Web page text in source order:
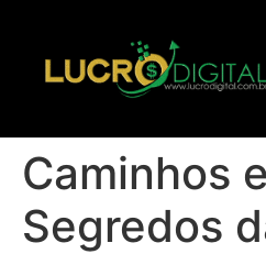
Caminhos e
Segredos